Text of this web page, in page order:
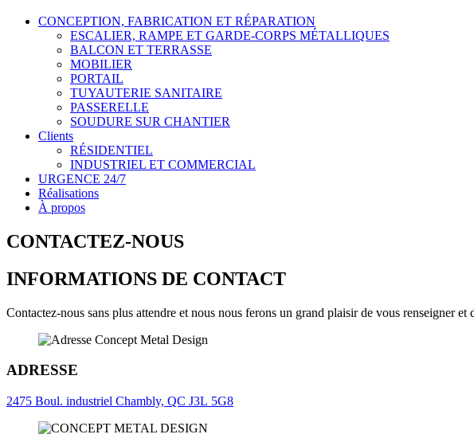
CONCEPTION, FABRICATION ET RÉPARATION
ESCALIER, RAMPE ET GARDE-CORPS MÉTALLIQUES
BALCON ET TERRASSE
MOBILIER
PORTAIL
TUYAUTERIE SANITAIRE
PASSERELLE
SOUDURE SUR CHANTIER
Clients
RÉSIDENTIEL
INDUSTRIEL ET COMMERCIAL
URGENCE 24/7
Réalisations
À propos
CONTACTEZ-NOUS
INFORMATIONS DE CONTACT
Contactez-nous sans plus attendre et nous nous ferons un grand plaisir de vous renseigner
ADRESSE
2475 Boul. industriel Chambly, QC J3L 5G8